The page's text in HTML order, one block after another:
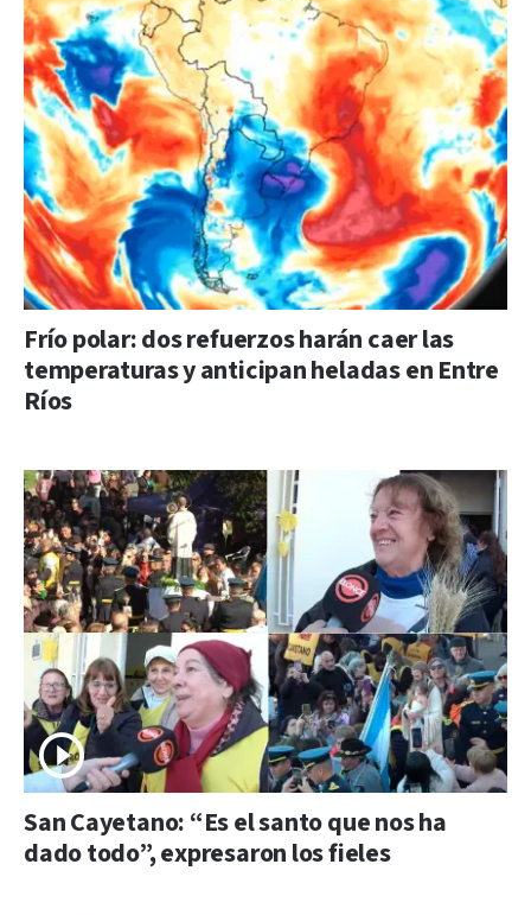
Frío polar: dos refuerzos harán caer las
temperaturas y anticipan heladas en Entre
Ríos
San Cayetano: “Es el santo que nos ha
dado todo”, expresaron los fieles